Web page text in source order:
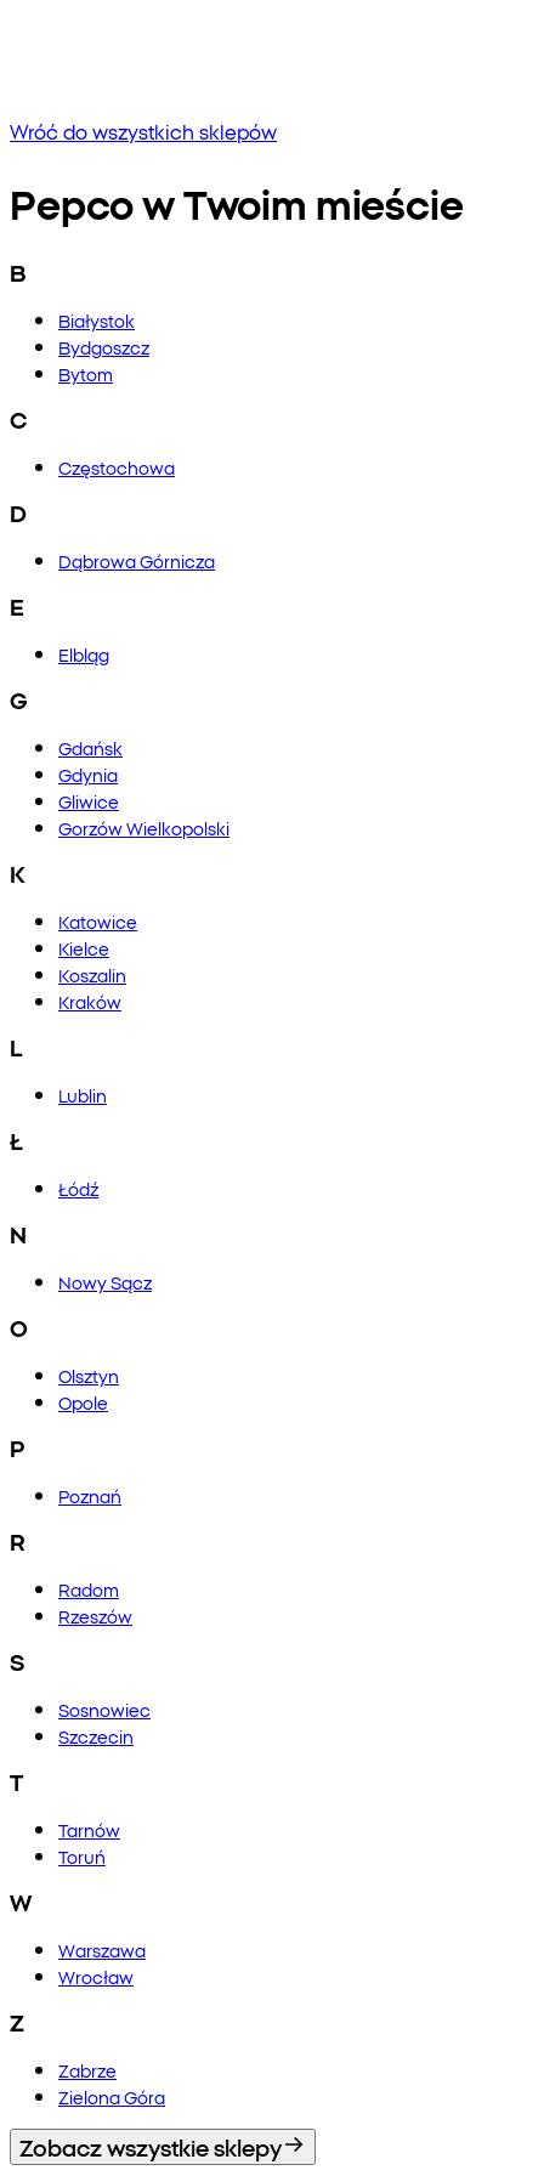
Wróć do wszystkich sklepów
Pepco w Twoim mieście
B
Białystok
Bydgoszcz
Bytom
C
Częstochowa
D
Dąbrowa Górnicza
E
Elbląg
G
Gdańsk
Gdynia
Gliwice
Gorzów Wielkopolski
K
Katowice
Kielce
Koszalin
Kraków
L
Lublin
Ł
Łódź
N
Nowy Sącz
O
Olsztyn
Opole
P
Poznań
R
Radom
Rzeszów
S
Sosnowiec
Szczecin
T
Tarnów
Toruń
W
Warszawa
Wrocław
Z
Zabrze
Zielona Góra
Zobacz wszystkie sklepy